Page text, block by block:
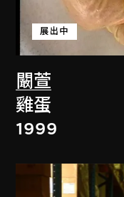
闞萱
展出中
雞蛋
1999